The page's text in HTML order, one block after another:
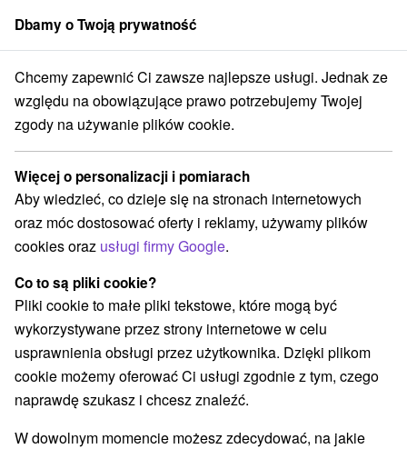
członek grupySorger
Teplice Zregeneruj swoje ciało i umysł pod okiem ekspertów
Zregeneruj swoje ciało i umysł pod
okiem ekspertów
Hotel Flóra★★★Trenczańskie Teplice
Trenčianske Teplice
Wybierz datę
Przejdź do lokalizacji
9,0 doskonały·311 recenzji
Dbamy o Twoją prywatność
Chcemy zapewnić Ci zawsze najlepsze usługi. Jednak ze
względu na obowiązujące prawo potrzebujemy Twojej
zgody na używanie plików cookie.
Więcej o personalizacji i pomiarach
Aby wiedzieć, co dzieje się na stronach internetowych
oraz móc dostosować oferty i reklamy, używamy plików
cookies oraz usługi firmy Google.
Co to są pliki cookie?
Pliki cookie to małe pliki tekstowe, które mogą być
wykorzystywane przez strony internetowe w celu
usprawnienia obsługi przez użytkownika. Dzięki plikom
cookie możemy oferować Ci usługi zgodnie z tym, czego
naprawdę szukasz i chcesz znaleźć.
W dowolnym momencie możesz zdecydować, na jakie